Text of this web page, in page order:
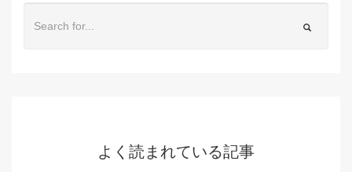
よく読まれている記事